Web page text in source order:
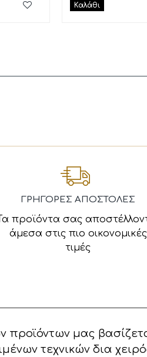
Καλάθι
ΓΡΗΓΟΡΕΣ ΑΠΟΣΤΟΛΕΣ
προϊόντα σας
άμεσα στις πιο οικονομικές
τιμές
μας
τεχνικών δια